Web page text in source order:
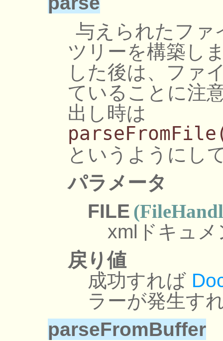
与えられたファ
ツリーを構築し
した後は、ファ
ていることに注
出し時は
というようにし
パラメータ
FILE
xmlドキュ
戻り値
成功すれば
ラーが発生す
parseFromBuffer